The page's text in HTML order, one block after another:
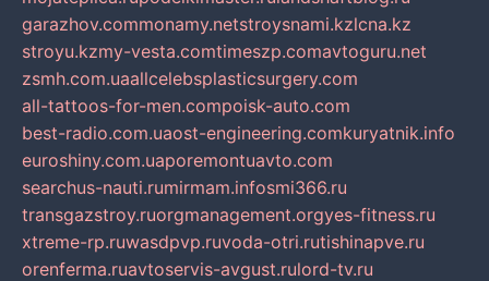
garazhov.commonamy.netstroysnami.kzlcna.kz
stroyu.kzmy-vesta.comtimeszp.comavtoguru.net
zsmh.com.uaallcelebsplasticsurgery.com
all-tattoos-for-men.compoisk-auto.com
best-radio.com.uaost-engineering.comkuryatnik.info
euroshiny.com.uaporemontuavto.com
searchus-nauti.rumirmam.infosmi366.ru
transgazstroy.ruorgmanagement.orgyes-fitness.ru
xtreme-rp.ruwasdpvp.ruvoda-otri.rutishinapve.ru
orenferma.ruavtoservis-avgust.rulord-tv.ru